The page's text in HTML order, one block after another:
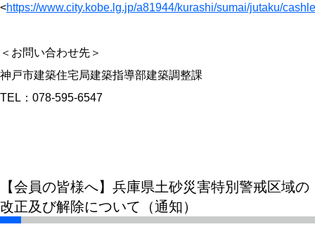
<https://www.city.kobe.lg.jp/a81944/kurashi/sumai/jutaku/
＜お問い合わせ先＞
神戸市建築住宅局建築指導部建築調整課
TEL：078-595-6547
【会員の皆様へ】兵庫県土砂災害特別警戒区域の
改正及び解除について（通知）